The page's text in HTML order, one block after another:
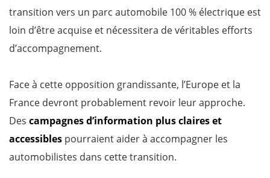
transition vers un parc automobile 100 % électrique est
loin d’être acquise et nécessitera de véritables efforts
d’accompagnement.
Face à cette opposition grandissante, l’Europe et la
France devront probablement revoir leur approche.
Des campagnes d’information plus claires et
accessibles pourraient aider à accompagner les
automobilistes dans cette transition.